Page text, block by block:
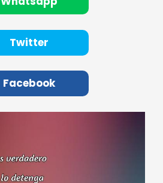
Twitter
Facebook